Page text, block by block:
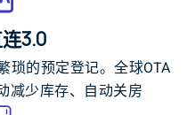
3.0
琐的预定登记。全球OTA
减少库存、自动关房